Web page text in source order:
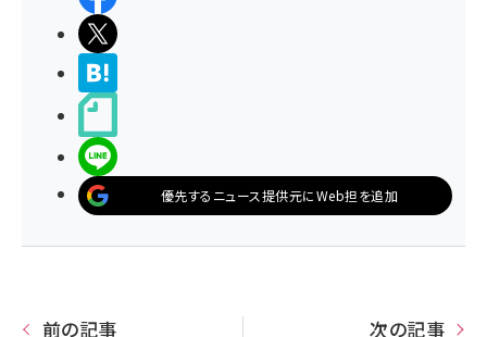
優先するニュース提供元にWeb担を追加
前の記事 次の記事